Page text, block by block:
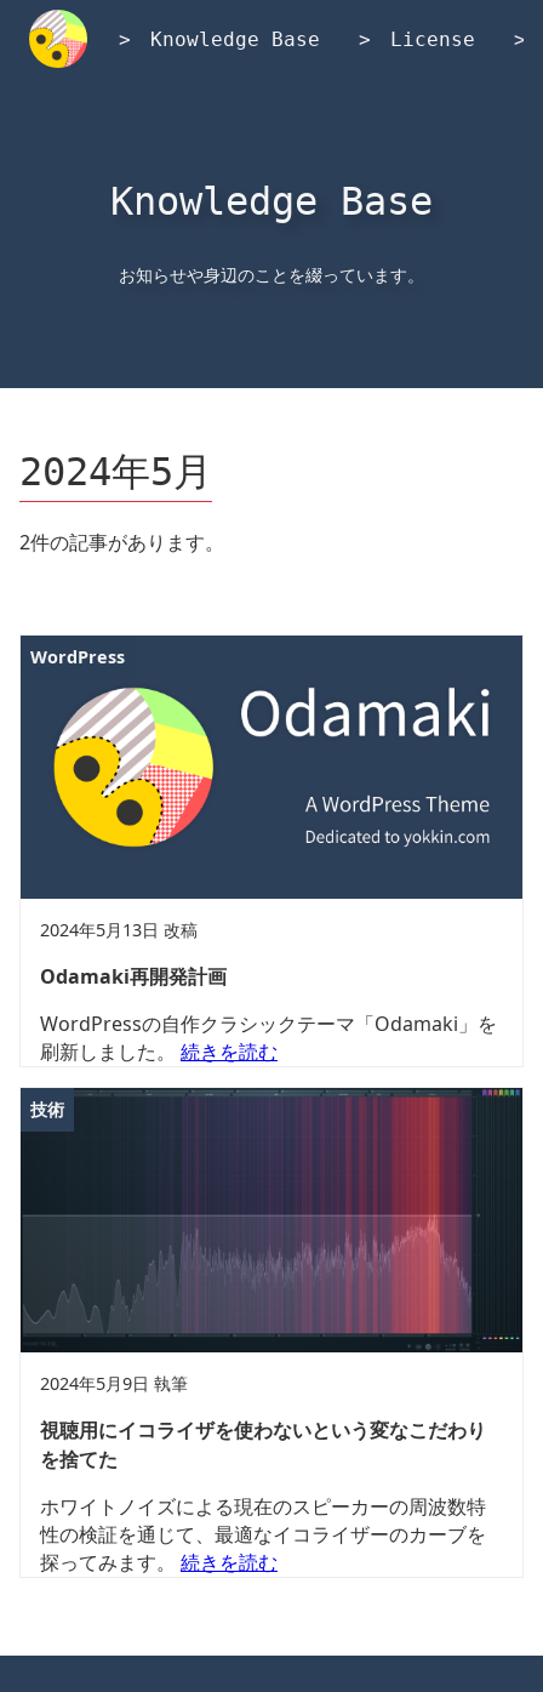
Knowledge Base License
Knowledge Base
お知らせや身辺のことを綴っています。
2024年5月
2件の記事があります。
WordPress
2024年5月13日 改稿
Odamaki再開発計画
WordPressの自作クラシックテーマ「Odamaki」を
刷新しました。 続きを読む
技術
2024年5月9日 執筆
視聴用にイコライザを使わないという変なこだわり
を捨てた
ホワイトノイズによる現在のスピーカーの周波数特
性の検証を通じて、最適なイコライザーのカーブを
探ってみます。 続きを読む